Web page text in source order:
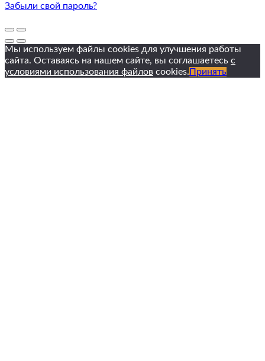
Забыли свой пароль?
Мы используем файлы cookies для улучшения работы
сайта. Оставаясь на нашем сайте, вы соглашаетесь с
условиями использования файлов cookies. Принять